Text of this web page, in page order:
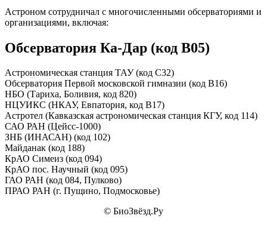
Астроном сотрудничал с многочисленными обсерваториями и
организациями, включая:
Обсерватория Ка-Дар (код B05)
Астрономическая станция ТАУ (код C32)
Обсерватория Первой московской гимназии (код B16)
НБО (Тариха, Боливия, код 820)
НЦУИКС (НКАУ, Евпатория, код B17)
Астротел (Кавказская астрономическая станция КГУ, код 114)
САО РАН (Цейсс-1000)
ЗНБ (ИНАСАН) (код 102)
Майданак (код 188)
КрАО Симеиз (код 094)
КрАО пос. Научный (код 095)
ГАО РАН (код 084, Пулково)
ПРАО РАН (г. Пущино, Подмосковье)
© БиоЗвёзд.Ру